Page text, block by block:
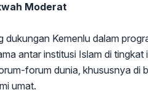
Moderat
Kemenlu dalam
antar institusi Islam di
forum dunia, khususnya di
umat.